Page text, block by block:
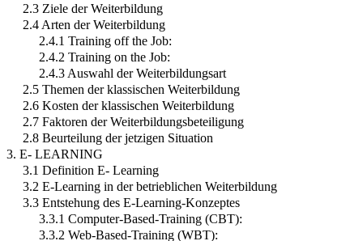
2.3 Ziele der Weiterbildung
2.4 Arten der Weiterbildung
2.4.1 Training off the Job:
2.4.2 Training on the Job:
2.4.3 Auswahl der Weiterbildungsart
2.5 Themen der klassischen Weiterbildung
2.6 Kosten der klassischen Weiterbildung
2.7 Faktoren der Weiterbildungsbeteiligung
2.8 Beurteilung der jetzigen Situation
3. E- LEARNING
3.1 Definition E- Learning
3.2 E-Learning in der betrieblichen Weiterbildung
3.3 Entstehung des E-Learning-Konzeptes
3.3.1 Computer-Based-Training (CBT):
3.3.2 Web-Based-Training (WBT):